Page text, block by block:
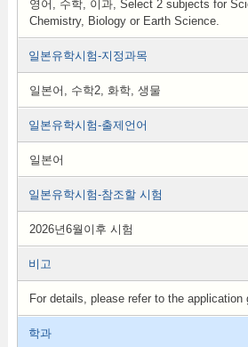
영어, 수학, 이과, Select 2 subjects for
Chemistry, Biology or Earth Science.
일본유학시험-지정과목
일본어, 수학2, 화학, 생물
일본유학시험-출제언어
일본어
일본유학시험-참조할 시험
2026년6월이후 시험
비고
For details, please refer to the application
학과